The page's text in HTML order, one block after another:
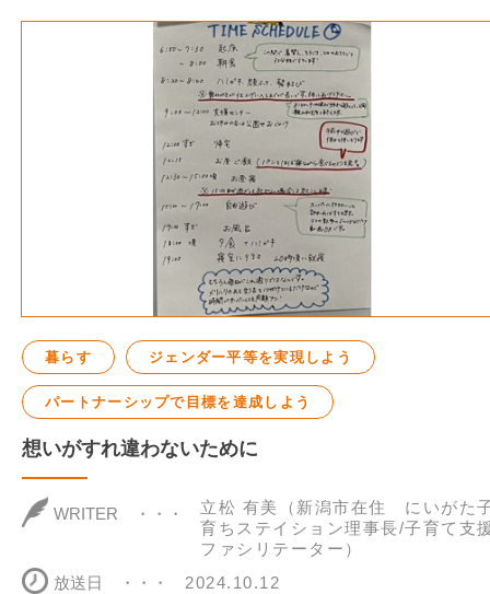
暮らす ジェンダー平等を実現しよう
パートナーシップで目標を達成しよう
想いがすれ違わないために
WRITER
立松 有美（新潟市在住 にいがた
育ちステイション理事長/子育て支
ファシリテーター）
放送日
2024.10.12